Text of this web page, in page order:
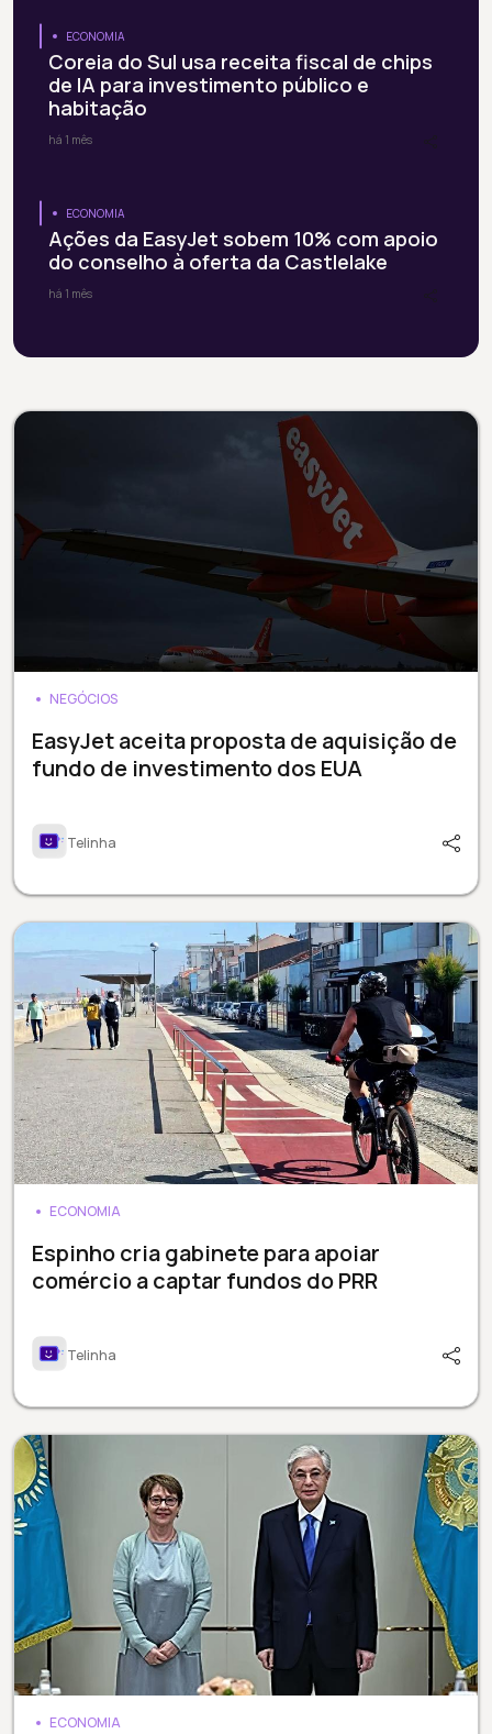
ECONOMIA
Coreia do Sul usa receita fiscal de chips
de IA para investimento público e
habitação
há 1 mês
ECONOMIA
Ações da EasyJet sobem 10% com apoio
do conselho à oferta da Castlelake
há 1 mês
NEGÓCIOS
EasyJet aceita proposta de aquisição de
fundo de investimento dos EUA
Telinha
ECONOMIA
Espinho cria gabinete para apoiar
comércio a captar fundos do PRR
Telinha
ECONOMIA